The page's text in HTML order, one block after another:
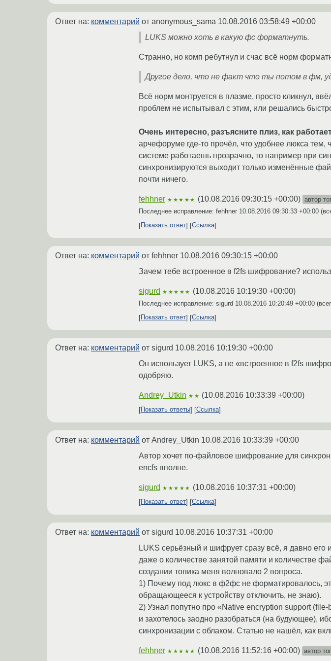
Ответ на: комментарий от anonymous_sama 10.08.2016 03:58:49 +00:00
LUKS можно хоть в какую фс форматнуть.
Странно, но комп ребутнул и счас всё норм
Другое дело, что не факт что ты потом в фм,
Всё норм монтруется в плазме, просто кликнул,
проблем не испытывал с этим, или решались
Очень интересно, разъясните плиз, как
арчефоруме где-то прочёл, что удобнее люкса
системе работаешь прозрачно, то например при
синхронизируются выходит только изменённые
почти ничего.
fehhner ★★★★★ (10.08.2016 09:30:15 +00:00) автор
Последнее исправление: fehhner 10.08.2016 09:30:33 +00:00
Показать ответ
Ссылка
Ответ на: комментарий от fehhner 10.08.2016 09:30:15 +00:00
Зачем тебе встроенное в f2fs шифрование?
sigurd ★★★★★ (10.08.2016 10:19:30 +00:00)
Последнее исправление: sigurd 10.08.2016 10:20:49 +00:00
Показать ответ
Ссылка
Ответ на: комментарий от sigurd 10.08.2016 10:19:30 +00:00
Он использует LUKS, а не «встроенное в f2fs
одобряю.
Andrey_Utkin ★★ (10.08.2016 10:33:39 +00:00)
Показать ответы Ссылка
Ответ на: комментарий от Andrey_Utkin 10.08.2016 10:33:39 +00:00
Автор хочет по-файловое шифрование для
encfs вполне.
sigurd ★★★★★ (10.08.2016 10:37:31 +00:00)
Показать ответ Ссылка
Ответ на: комментарий от sigurd 10.08.2016 10:37:31 +00:00
LUKS серьёзный и шифрует сразу всё, я давно его
даже о количестве занятой памяти и количестве
создании топика меня волновало 2 вопроса.
1) Почему под люкс в ф2фс не форматировалось,
обращающееся к устройству отключить, не знаю).
2) Узнал попутно про «Native encryption support
и захотелось заодно разобраться (на будующее),
синхронизации с облаком. Статью не нашёл, как
fehhner ★★★★★ (10.08.2016 11:52:16 +00:00) автор